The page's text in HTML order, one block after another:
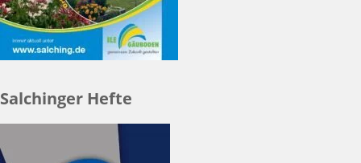
Salchinger Hefte